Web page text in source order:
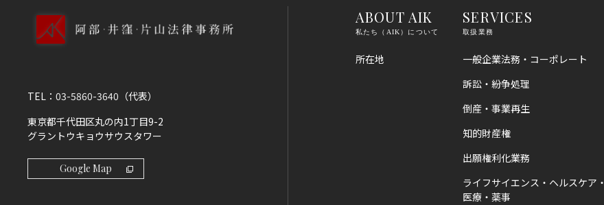
TEL： 03-5860-3640 （代表）
東京都千代田区丸の内1丁目9-2
グラントウキョウサウスタワー
Google Map
ABOUT AIK
私たち（AIK）について
所在地
SERVICES
取扱業務
一般企業法務・コーポレート
訴訟・紛争処理
倒産・事業再生
知的財産権
出願権利化業務
ライフサイエンス・ヘルスケア・
医療・薬事